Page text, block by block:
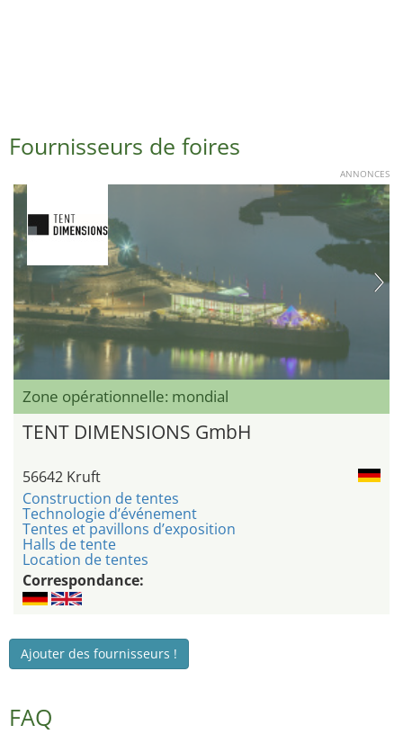
Fournisseurs de foires
ANNONCES
Zone opérationnelle: mondial
TENT DIMENSIONS GmbH
56642 Kruft
Construction de tentes
Technologie d’événement
Tentes et pavillons d’exposition
Halls de tente
Location de tentes
Correspondance:
Ajouter des fournisseurs !
FAQ